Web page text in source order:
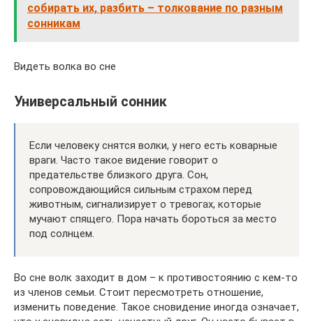
собирать их, разбить – толкование по разным
сонникам
Видеть волка во сне
Универсальный сонник
Если человеку снятся волки, у него есть коварные
враги. Часто такое видение говорит о
предательстве близкого друга. Сон,
сопровождающийся сильным страхом перед
животным, сигнализирует о тревогах, которые
мучают спящего. Пора начать бороться за место
под солнцем.
Во сне волк заходит в дом – к противостоянию с кем-то
из членов семьи. Стоит пересмотреть отношение,
изменить поведение. Такое сновидение иногда означает,